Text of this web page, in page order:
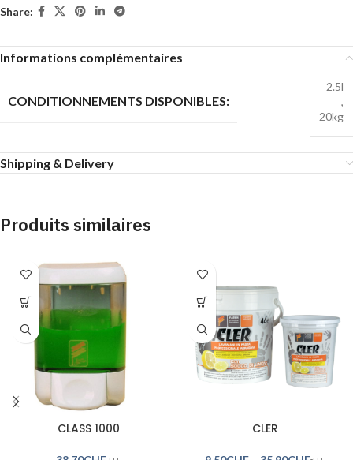
Share:
Informations complémentaires
CONDITIONNEMENTS DISPONIBLES:
2.5l
,
20kg
Shipping & Delivery
Produits similaires
CLASS 1000 CLER